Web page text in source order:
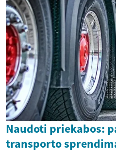
Naudoti priekabos:
transporto